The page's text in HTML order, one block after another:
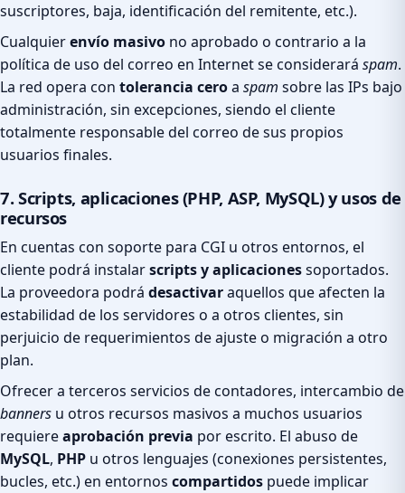
suscriptores, baja, identificación del remitente, etc.).
Cualquierenvío masivo no aprobado o contrario a la
política de uso del correo en Internet se considerará spam.
La red opera con tolerancia ceroa spam sobre las IPs bajo
administración, sin excepciones, siendo el cliente
totalmente responsable del correo de sus propios
usuarios finales.
7. Scripts, aplicaciones (PHP, ASP, MySQL) y usos de
recursos
En cuentas con soporte para CGI u otros entornos, el
cliente podrá instalarscripts y aplicacionessoportados.
La proveedora podrá desactivaraquellos que afecten la
estabilidad de los servidores o a otros clientes, sin
perjuicio de requerimientos de ajuste o migración a otro
plan.
Ofrecer a terceros servicios de contadores, intercambio de
banners u otros recursos masivos a muchos usuarios
requiereaprobación previa por escrito. El abuso de
MySQL, PHP u otros lenguajes (conexiones persistentes,
bucles, etc.) en entornos compartidos puede implicar